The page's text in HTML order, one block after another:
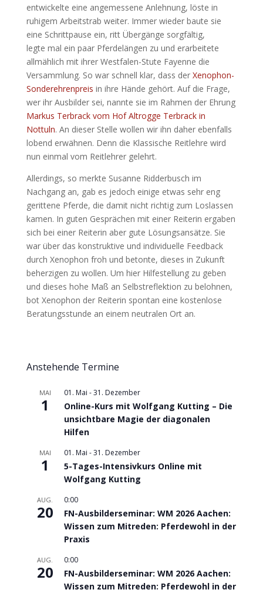
entwickelte eine angemessene Anlehnung, löste in
ruhigem Arbeitstrab weiter. Immer wieder baute sie
eine Schrittpause ein, ritt Übergänge sorgfältig,
legte mal ein paar Pferdelängen zu und erarbeitete
allmählich mit ihrer Westfalen-Stute Fayenne die
Versammlung. So war schnell klar, dass der Xenophon-
Sonderehrenpreis in ihre Hände gehört. Auf die Frage,
wer ihr Ausbilder sei, nannte sie im Rahmen der Ehrung
Markus Terbrack vom Hof Altrogge Terbrack in
Nottuln. An dieser Stelle wollen wir ihn daher ebenfalls
lobend erwähnen. Denn die Klassische Reitlehre wird
nun einmal vom Reitlehrer gelehrt.
Allerdings, so merkte Susanne Ridderbusch im
Nachgang an, gab es jedoch einige etwas sehr eng
gerittene Pferde, die damit nicht richtig zum Loslassen
kamen. In guten Gesprächen mit einer Reiterin ergaben
sich bei einer Reiterin aber gute Lösungsansätze. Sie
war über das konstruktive und individuelle Feedback
durch Xenophon froh und betonte, dieses in Zukunft
beherzigen zu wollen. Um hier Hilfestellung zu geben
und dieses hohe Maß an Selbstreflektion zu belohnen,
bot Xenophon der Reiterin spontan eine kostenlose
Beratungsstunde an einem neutralen Ort an.
Anstehende Termine
MAI
1
01. Mai -31. Dezember
Online-Kurs mit Wolfgang Kutting – Die
unsichtbare Magie der diagonalen
Hilfen
MAI
1
01. Mai -31. Dezember
5-Tages-Intensivkurs Online mit
Wolfgang Kutting
AUG.
20
0:00
FN-Ausbilderseminar: WM 2026 Aachen:
Wissen zum Mitreden: Pferdewohl in der
Praxis
AUG.
20
0:00
FN-Ausbilderseminar: WM 2026 Aachen:
Wissen zum Mitreden: Pferdewohl in der